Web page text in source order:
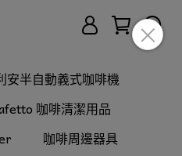
安半自動義式咖啡機
咖啡清潔用品
咖啡周邊器具